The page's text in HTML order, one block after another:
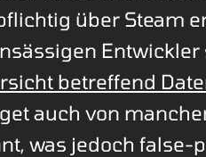
über Steam
betreffend
auch von
was jedoch false-